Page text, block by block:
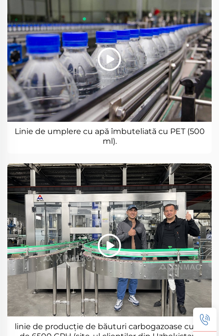
Linie de umplere cu apă îmbuteliată cu PET (500
ml).
linie de producție de băuturi carbogazoase cutie